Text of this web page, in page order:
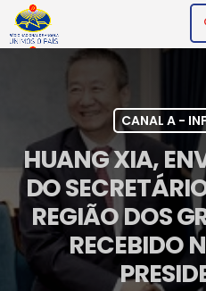
CANAL A -
HUANG XIA,
DO
REGIÃO DOS
RECEBIDO